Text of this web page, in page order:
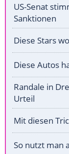
US-Senat
Sanktionen
Diese Stars
Diese Autos
Randale in
Urteil
Mit diesen
So nutzt man